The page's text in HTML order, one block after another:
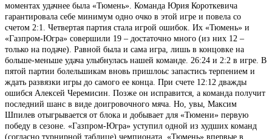
моментах удачнее была «Тюмень». Команда Юрия Короткевича
гарантировала себе минимум одно очко в этой игре и повела со
счетом 2:1. Четвертая партия стала игрой ошибок. Их «Тюмень» и
«Газпром-Югра» совершили 19 – достаточно много (из них 12 –
только на подаче). Равной была и сама игра, лишь в концовке на
больше-меньше удача улыбнулась нашей команде. 26:24 и 2:2 в игре. В
пятой партии болельшикам вновь пришлоьс запастись терпением и
ждать развязки игры до самого ее конца. При счете 12:12 дважды
ошибся Алексей Черемисин. Позже он исправится, а команда получит
последний шанс в виде доигровочного мяча. Но, увы, Максим
Шпилев отыгрывается от блока и добывает для «Тюмени» первую
победу в сезоне. «Газпром-Югра» уступил одной из худших команд
(согласно турнирной таблице) чемпионата. «Тюмень» впервые в